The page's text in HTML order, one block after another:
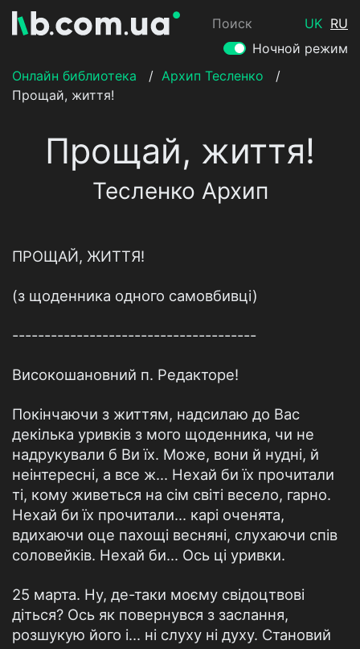
Поиск UK RU
Ночной режим
Онлайн библиотека
/ Архип Тесленко
/
Прощай, життя!
Прощай, життя!
Тесленко Архип
ПРОЩАЙ, ЖИТТЯ!
(з щоденника одного самовбивці)
--------------------------------------
Високошановний п. Редакторе!
Покінчаючи з життям, надсилаю до Вас
декілька уривків з мого щоденника, чи не
надрукували б Ви їх. Може, вони й нудні, й
неінтересні, а все ж... Нехай би їх прочитали
ті, кому живеться на сім світі весело, гарно.
Нехай би їх прочитали... карі оченята,
вдихаючи оце пахощі весняні, слухаючи спів
соловейків. Нехай би... Ось ці уривки.
25 марта. Ну, де-таки моєму свідоцтвові
діться? Ось як повернувся з заслання,
розшукую його і... ні слуху ні духу. Становий